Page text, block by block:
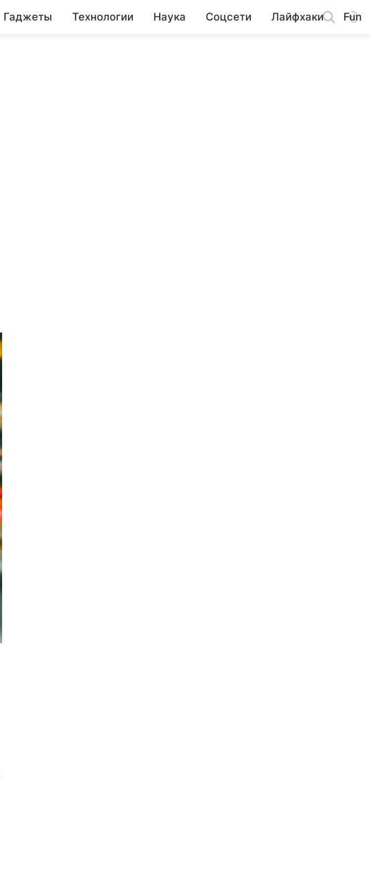
Гаджеты Технологии Наука Соцсети Лайфхаки Fun